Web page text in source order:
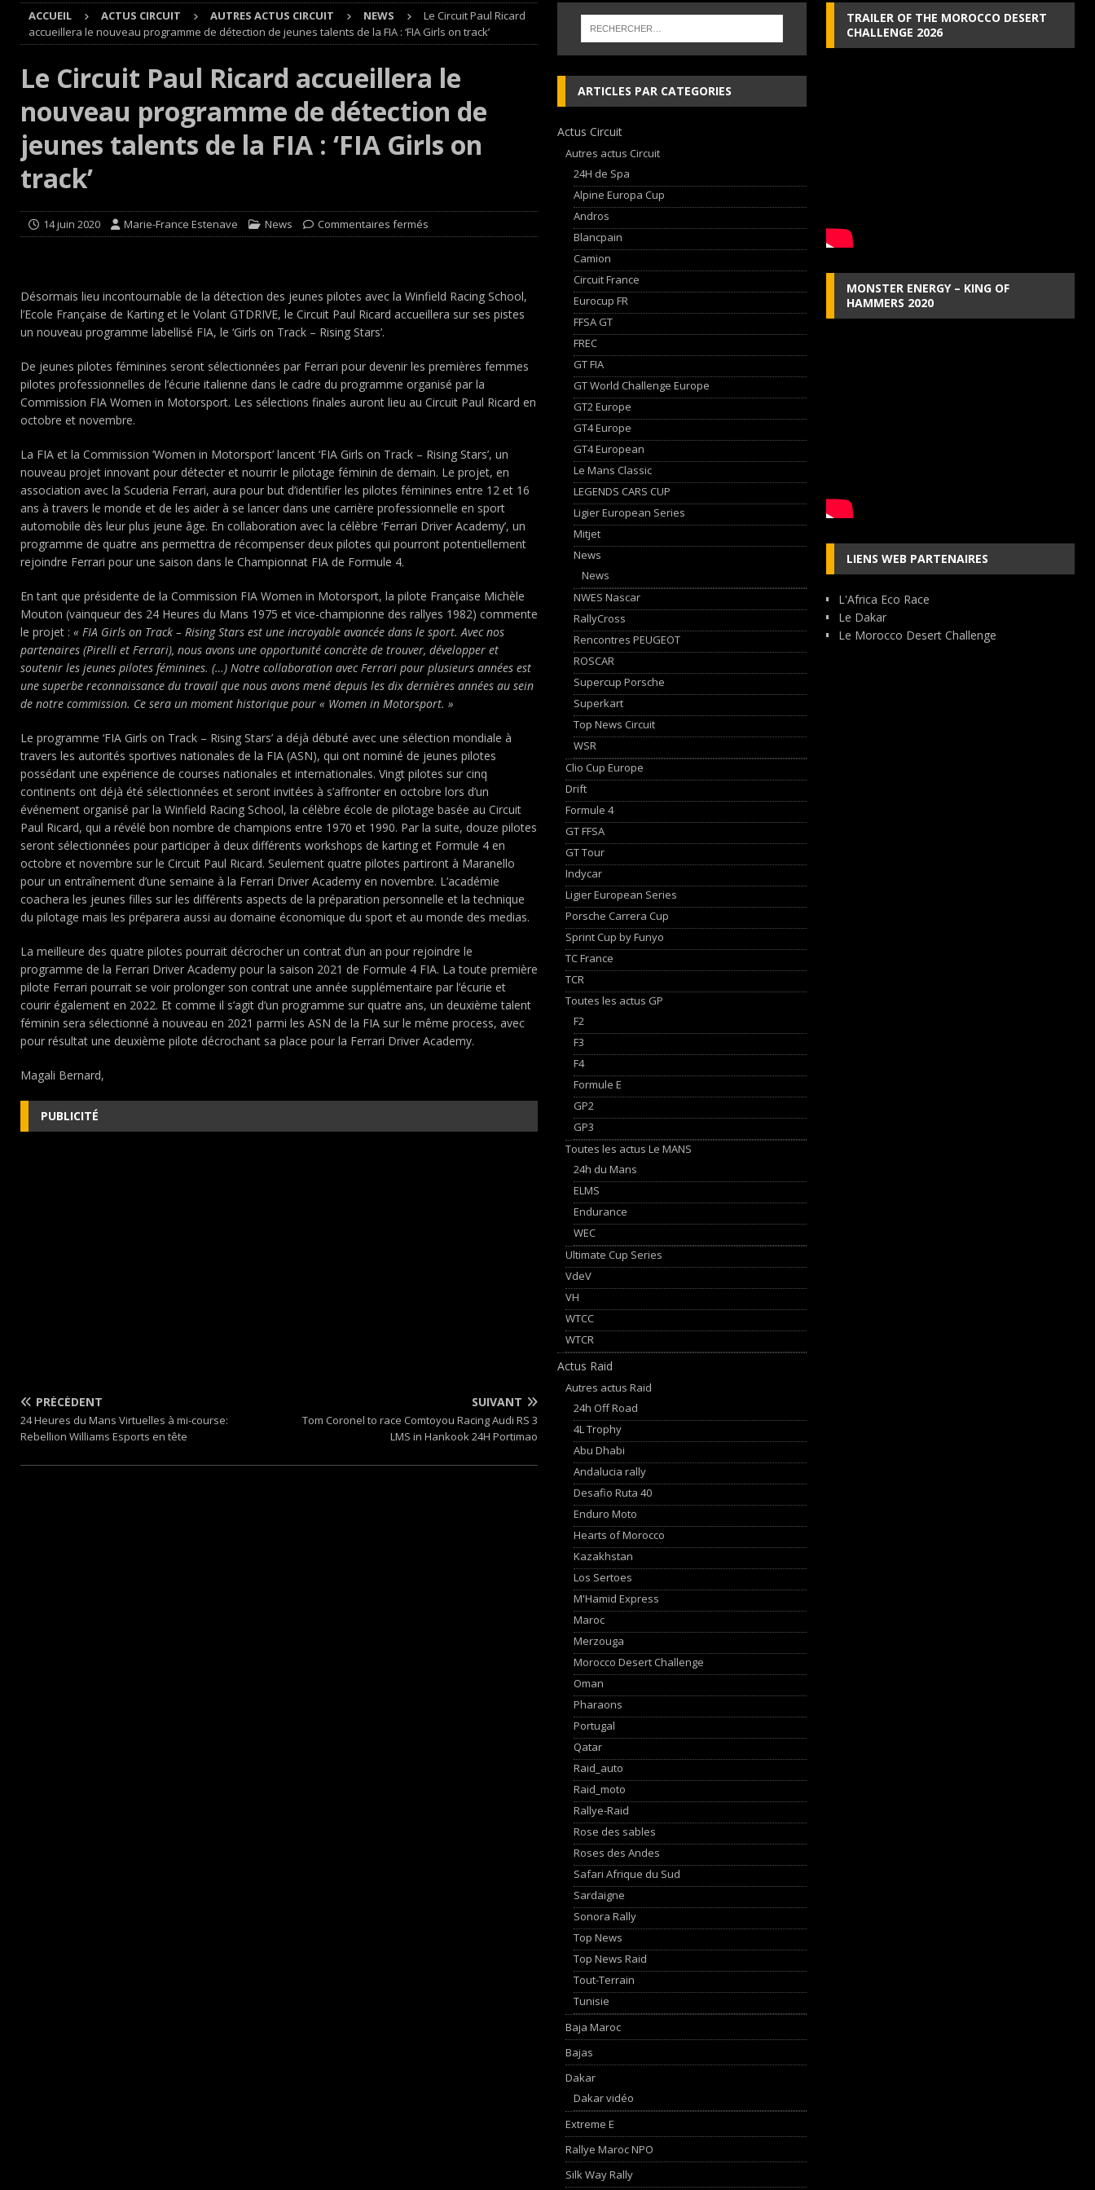
[ 4 août 2026 ]
Buggyra Organization and WINBO-DONGJIAN Automotive Technology sign strategic partnership
RALLYE-RAID
[ 4 août 2026 ] Paul Cauhaupé rejoint le cercle des vainqueurs en Porsche Carrera Cup France après son double succès à Magny-
Cours
EDITO CIRCUIT
[ 7 août 2026 ]
De l’annulation du rallye TT Orthez-Béarn, les Cimes sur de bons rails ! EDITO RAID
ACCUEIL ACTUS CIRCUIT AUTRES ACTUS CIRCUIT NEWS
Le Circuit Paul Ricard
accueillera le nouveau programme de détection de jeunes talents de la FIA : ‘FIA Girls on track’
Le Circuit Paul Ricard accueillera le
nouveau programme de détection de
jeunes talents de la FIA : ‘FIA Girls on
track’
14 juin 2020 Marie-France Estenave News Commentaires fermés
Désormais lieu incontournable de la détection des jeunes pilotes avec la Winfield Racing School,
l’Ecole Française de Karting et le Volant GTDRIVE, le Circuit Paul Ricard accueillera sur ses pistes
un nouveau programme labellisé FIA, le ‘Girls on Track – Rising Stars’.
De jeunes pilotes féminines seront sélectionnées par Ferrari pour devenir les premières femmes
pilotes professionnelles de l’écurie italienne dans le cadre du programme organisé par la
Commission FIA Women in Motorsport. Les sélections finales auront lieu au Circuit Paul Ricard en
octobre et novembre.
La FIA et la Commission ‘Women in Motorsport’ lancent ‘FIA Girls on Track – Rising Stars’, un
nouveau projet innovant pour détecter et nourrir le pilotage féminin de demain. Le projet, en
association avec la Scuderia Ferrari, aura pour but d’identifier les pilotes féminines entre 12 et 16
ans à travers le monde et de les aider à se lancer dans une carrière professionnelle en sport
automobile dès leur plus jeune âge. En collaboration avec la célèbre ‘Ferrari Driver Academy’, un
programme de quatre ans permettra de récompenser deux pilotes qui pourront potentiellement
rejoindre Ferrari pour une saison dans le Championnat FIA de Formule 4.
En tant que présidente de la Commission FIA Women in Motorsport, la pilote Française Michèle
Mouton (vainqueur des 24 Heures du Mans 1975 et vice-championne des rallyes 1982) commente
le projet : « FIA Girls on Track – Rising Stars est une incroyable avancée dans le sport. Avec nos
partenaires (Pirelli et Ferrari), nous avons une opportunité concrète de trouver, développer et
soutenir les jeunes pilotes féminines. (…) Notre collaboration avec Ferrari pour plusieurs années est
une superbe reconnaissance du travail que nous avons mené depuis les dix dernières années au sein
de notre commission. Ce sera un moment historique pour « Women in Motorsport. »
Le programme ‘FIA Girls on Track – Rising Stars’ a déjà débuté avec une sélection mondiale à
travers les autorités sportives nationales de la FIA (ASN), qui ont nominé de jeunes pilotes
possédant une expérience de courses nationales et internationales. Vingt pilotes sur cinq
continents ont déjà été sélectionnées et seront invitées à s’affronter en octobre lors d’un
événement organisé par la Winfield Racing School, la célèbre école de pilotage basée au Circuit
Paul Ricard, qui a révélé bon nombre de champions entre 1970 et 1990. Par la suite, douze pilotes
seront sélectionnées pour participer à deux différents workshops de karting et Formule 4 en
octobre et novembre sur le Circuit Paul Ricard. Seulement quatre pilotes partiront à Maranello
pour un entraînement d’une semaine à la Ferrari Driver Academy en novembre. L’académie
coachera les jeunes filles sur les différents aspects de la préparation personnelle et la technique
du pilotage mais les préparera aussi au domaine économique du sport et au monde des medias.
La meilleure des quatre pilotes pourrait décrocher un contrat d’un an pour rejoindre le
programme de la Ferrari Driver Academy pour la saison 2021 de Formule 4 FIA. La toute première
pilote Ferrari pourrait se voir prolonger son contrat une année supplémentaire par l’écurie et
courir également en 2022. Et comme il s’agit d’un programme sur quatre ans, un deuxième talent
féminin sera sélectionné à nouveau en 2021 parmi les ASN de la FIA sur le même process, avec
pour résultat une deuxième pilote décrochant sa place pour la Ferrari Driver Academy.
Magali Bernard,
PUBLICITÉ
PRÉCÉDENT
24 Heures du Mans Virtuelles à mi-course:
Rebellion Williams Esports en tête
SUIVANT
Tom Coronel to race Comtoyou Racing Audi RS 3
LMS in Hankook 24H Portimao
ARTICLES PAR CATEGORIES
Actus Circuit
Autres actus Circuit
24H de Spa
Alpine Europa Cup
Andros
Blancpain
Camion
Circuit France
Eurocup FR
FFSA GT
FREC
GT FIA
GT World Challenge Europe
GT2 Europe
GT4 Europe
GT4 European
Le Mans Classic
LEGENDS CARS CUP
Ligier European Series
Mitjet
News
News
NWES Nascar
RallyCross
Rencontres PEUGEOT
ROSCAR
Supercup Porsche
Superkart
Top News Circuit
WSR
Clio Cup Europe
Drift
Formule 4
GT FFSA
GT Tour
Indycar
Ligier European Series
Porsche Carrera Cup
Sprint Cup by Funyo
TC France
TCR
Toutes les actus GP
F2
F3
F4
Formule E
GP2
GP3
Toutes les actus Le MANS
24h du Mans
ELMS
Endurance
WEC
Ultimate Cup Series
VdeV
VH
WTCC
WTCR
Actus Raid
Autres actus Raid
24h Off Road
4L Trophy
Abu Dhabi
Andalucia rally
Desafio Ruta 40
Enduro Moto
Hearts of Morocco
Kazakhstan
Los Sertoes
M'Hamid Express
Maroc
Merzouga
Morocco Desert Challenge
Oman
Pharaons
Portugal
Qatar
Raid_auto
Raid_moto
Rallye-Raid
Rose des sables
Roses des Andes
Safari Afrique du Sud
Sardaigne
Sonora Rally
Top News
Top News Raid
Tout-Terrain
Tunisie
Baja Maroc
Bajas
Dakar
Dakar vidéo
Extreme E
Rallye Maroc NPO
Silk Way Rally
TRAILER OF THE MOROCCO DESERT
CHALLENGE 2026
MONSTER ENERGY – KING OF
HAMMERS 2020
LIENS WEB PARTENAIRES
L'Africa Eco Race
Le Dakar
Le Morocco Desert Challenge